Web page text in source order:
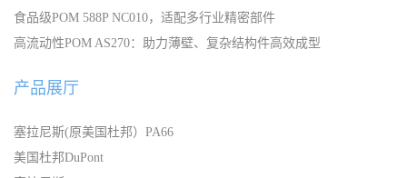
食品级POM 588P NC010，适配多行业精密部件
高流动性POM AS270：助力薄壁、复杂结构件高效成型
产品展厅
塞拉尼斯(原美国杜邦）PA66
美国杜邦DuPont